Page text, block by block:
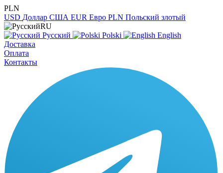
PLN
USD Доллар США EUR Евро PLN Польский злотый
RU
Русский
Polski
English
Доставка
Оплата
Контакты